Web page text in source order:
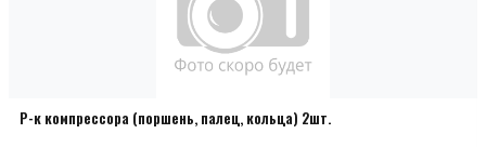
Р-к компрессора (поршень, палец, кольца) 2шт.